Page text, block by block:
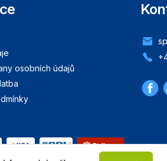
osobních údajů